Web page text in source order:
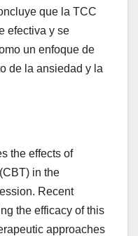
que la TCC
efectiva y se
un enfoque de
de la ansiedad y la
the effects of
in the
Recent
the efficacy of this
approaches